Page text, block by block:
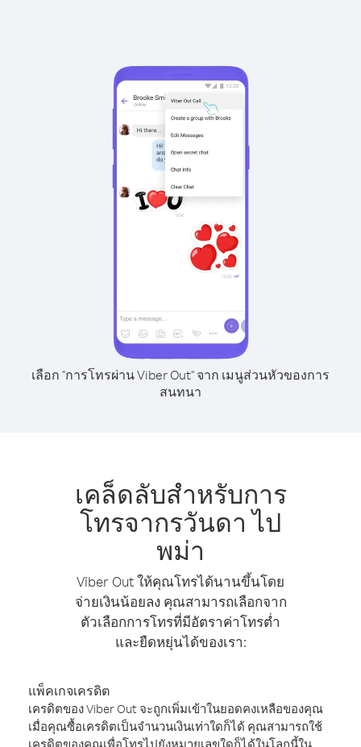
เลือก "การโทรผ่าน Viber Out" จาก เมนูส่วนหัวของการ
สนทนา
เคล็ดลับสำหรับการ
โทรจากรวันดา ไป
พม่า
Viber Out ให้คุณโทรได้นานขึ้นโดย
จ่ายเงินน้อยลง คุณสามารถเลือกจาก
ตัวเลือกการโทรที่มีอัตราค่าโทรต่ำ
และยืดหยุ่นได้ของเรา:
แพ็คเกจเครดิต
เครดิตของ Viber Out จะถูกเพิ่มเข้าในยอดคงเหลือของคุณ
เมื่อคุณซื้อเครดิตเป็นจำนวนเงินเท่าใดก็ได้ คุณสามารถใช้